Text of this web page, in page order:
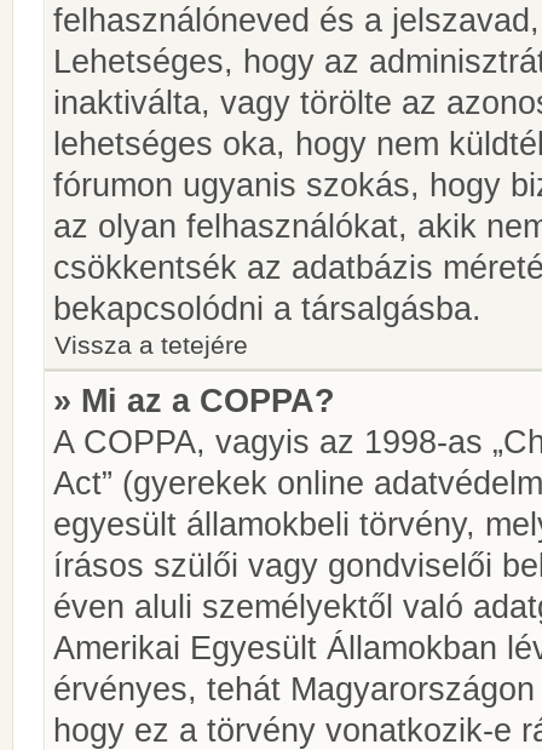
felhasználóneved és a
Lehetséges, hogy az
inaktiválta, vagy törölte az
lehetséges oka, hogy nem
fórumon ugyanis szokás, hogy
az olyan felhasználókat, akik
csökkentsék az adatbázis
bekapcsolódni a társalgásba.
Vissza a tetejére
» Mi az a COPPA?
A COPPA, vagyis az 1998-as
Act” (gyerekek online
egyesült államokbeli törvény,
írásos szülői vagy gondviselői
éven aluli személyektől való
Amerikai Egyesült Államokban
érvényes, tehát
hogy ez a törvény vonatkozik-e